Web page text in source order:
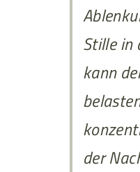
Stille in
kann
der